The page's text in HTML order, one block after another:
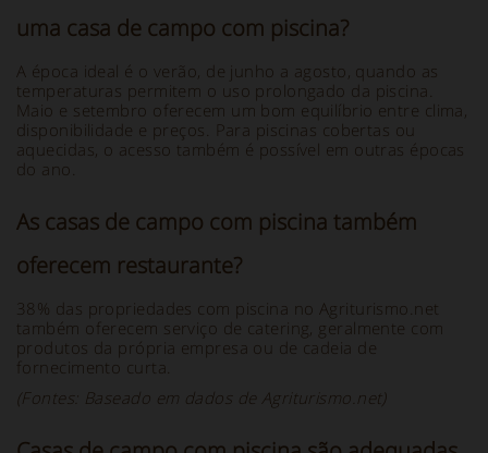
uma casa de campo com piscina?
A época ideal é o verão, de junho a agosto, quando as
temperaturas permitem o uso prolongado da piscina.
Maio e setembro oferecem um bom equilíbrio entre clima,
disponibilidade e preços. Para piscinas cobertas ou
aquecidas, o acesso também é possível em outras épocas
do ano.
As casas de campo com piscina também
oferecem restaurante?
38% das propriedades com piscina no Agriturismo.net
também oferecem serviço de catering, geralmente com
produtos da própria empresa ou de cadeia de
fornecimento curta.
(Fontes: Baseado em dados de Agriturismo.net)